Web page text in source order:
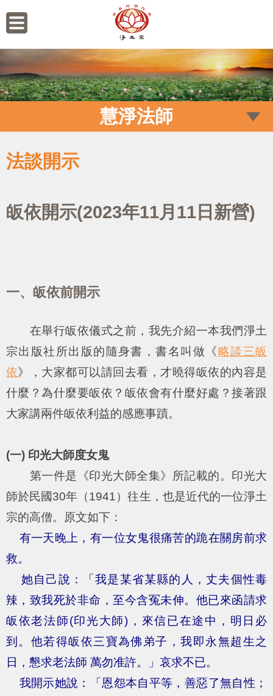
慧淨法師
法談開示
皈依開示(2023年11月11日新營)
一、皈依前開示
在舉行皈依儀式之前，我先介紹一本我們淨土
宗出版社所出版的隨身書，書名叫做《略談三皈
依》，大家都可以請回去看，才曉得皈依的內容是
什麼？為什麼要皈依？皈依會有什麼好處？接著跟
大家講兩件皈依利益的感應事蹟。
(一) 印光大師度女鬼
第一件是《印光大師全集》所記載的。印光大
師於民國30年（1941）往生，也是近代的一位淨土
宗的高僧。原文如下：
有一天晚上，有一位女鬼很痛苦的跪在關房前求
救。
她自己說：「我是某省某縣的人，丈夫個性毒
辣，致我死於非命，至今含冤未伸。他已來函請求
皈依老法師(印光大師)，來信已在途中，明日必
到。他若得皈依三寶為佛弟子，我即永無超生之
日，懇求老法師 萬勿准許。」哀求不已。
我開示她說：「恩怨本自平等，善惡了無自性；